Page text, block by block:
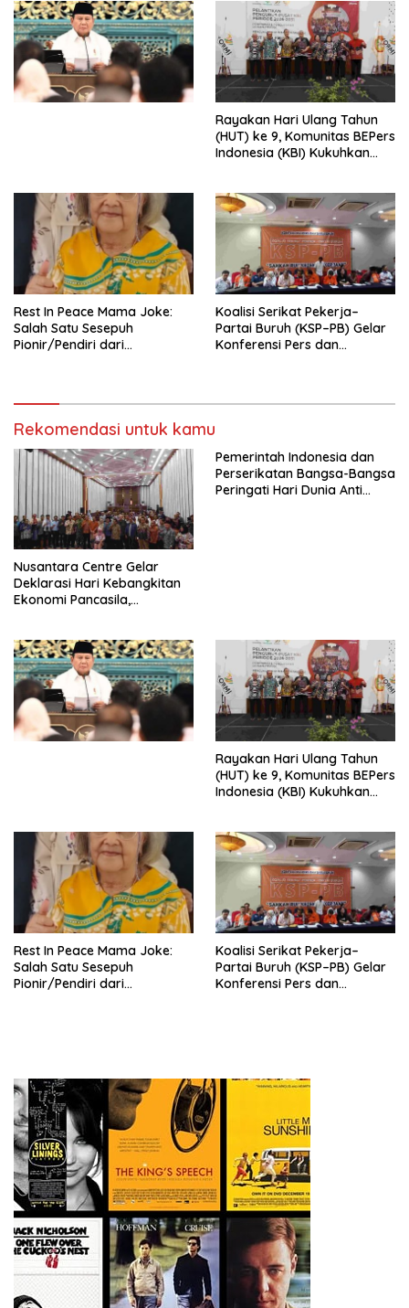
Penjajahan (Pergolakan
Ekonomi Politik Indonesia) &
Simposium Nasional “Urgensi
Undang-Undang
Perekonomian Nasional dan
Kesejahteraan Sosial dalam
Rayakan Hari Ulang Tahun
(HUT) ke 9, Komunitas BEPers
Indonesia (KBI) Kukuhkan
Tema: “Penguatan dan
Pengembangan Organisasi
KBI yang Berbasis Riset di
seluruh Indonesia dan
Mancanegara”.
Rest In Peace Mama Joke:
Salah Satu Sesepuh
Pionir/Pendiri dari
Kasih Allah.
Koalisi Serikat Pekerja–
Partai Buruh (KSP–PB) Gelar
Konferensi Pers dan
RUU Ketenagakerjaan Baru.
Rekomendasi untuk kamu
Nusantara Centre Gelar
Deklarasi Hari Kebangkitan
Ekonomi Pancasila,
Penjajahan (Pergolakan
Ekonomi Politik Indonesia) &
Simposium Nasional “Urgensi
Undang-Undang
Perekonomian Nasional dan
Kesejahteraan Sosial dalam
Pemerintah Indonesia dan
Perserikatan Bangsa-Bangsa
Peringati Hari Dunia Anti
Rayakan Hari Ulang Tahun
(HUT) ke 9, Komunitas BEPers
Indonesia (KBI) Kukuhkan
Tema: “Penguatan dan
Pengembangan Organisasi
KBI yang Berbasis Riset di
seluruh Indonesia dan
Mancanegara”.
Rest In Peace Mama Joke:
Salah Satu Sesepuh
Pionir/Pendiri dari
Koalisi Serikat Pekerja–
Partai Buruh (KSP–PB) Gelar
Konferensi Pers dan